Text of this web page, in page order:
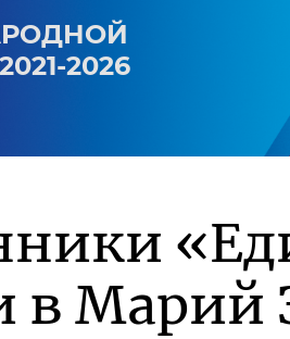
2026
в Марий